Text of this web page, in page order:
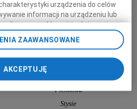
Kapuścińscy
Kasia i Tomek
Kulpa
Pieńkosia
Stysie
urządzenia do celów
informacji na urządzeniu lub
reklamy i treści, pomiar
i ulepszanie usług.
ZAAWANSOWANE
AKCEPTUJĘ